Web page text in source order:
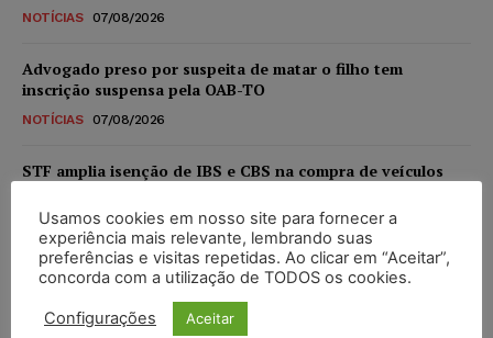
NOTÍCIAS 07/08/2026
Advogado preso por suspeita de matar o filho tem
inscrição suspensa pela OAB-TO
NOTÍCIAS 07/08/2026
STF amplia isenção de IBS e CBS na compra de veículos
níveis
DIREITO TRIBUTÁRIO 07/08/2026
vendia canetas emagrecedoras no local de trabalho
Usamos cookies em nosso site para fornecer a
experiência mais relevante, lembrando suas
preferências e visitas repetidas. Ao clicar em “Aceitar”,
concorda com a utilização de TODOS os cookies.
Configurações Aceitar